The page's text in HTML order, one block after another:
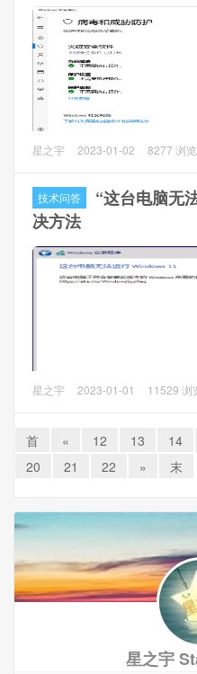
问题原因
通过服务器排查，发现是磁
到磁盘sda3已满。
Microsoft Defender是
该软件错误的识别为病毒，
以下讲讲如何在Windows家
Windows11家庭版为例。
操作方法1：
星之宇 2023-01-02 8277 浏览
技术问答
“这台电脑无
决方法
问题描述
这台电脑不符合安装此版本
求。有关详细信息，请访问
问题分析
在安装前如果检测到有某一
那么就会在安装 Windows
致无法安装Windows 11。
星之宇 2023-01-01 11529 浏
首 « 12 13 14
20
21 22 » 末
星之宇